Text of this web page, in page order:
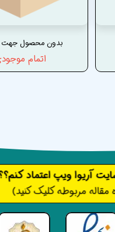
بدون محصول جهت
اتمام
آریوا ویپ اعتماد
مربوطه کلیک کنید)